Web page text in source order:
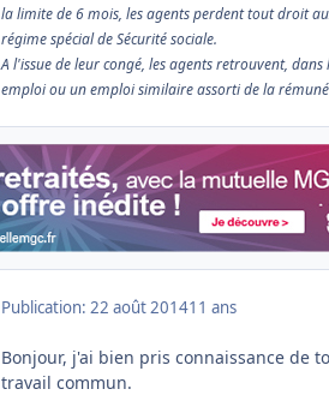
la limite de 6 mois, les agents perdent tout droit
régime spécial de Sécurité sociale.
A l'issue de leur congé, les agents retrouvent,
emploi ou un emploi similaire assorti de la
Publication: 22 août 201411 ans
Bonjour, j'ai bien pris connaissance de
travail commun.